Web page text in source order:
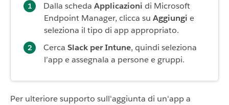
Dalla scheda Applicazioni di Microsoft
Endpoint Manager, clicca su Aggiungi e
seleziona il tipo di app appropriato.
Cerca Slack per Intune, quindi seleziona
l’app e assegnala a persone e gruppi.
Per ulteriore supporto sull'aggiunta di un'app a